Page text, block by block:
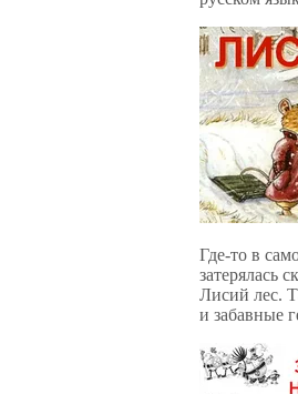
Где-то в
затерялась
Лисий лес.
и забавные